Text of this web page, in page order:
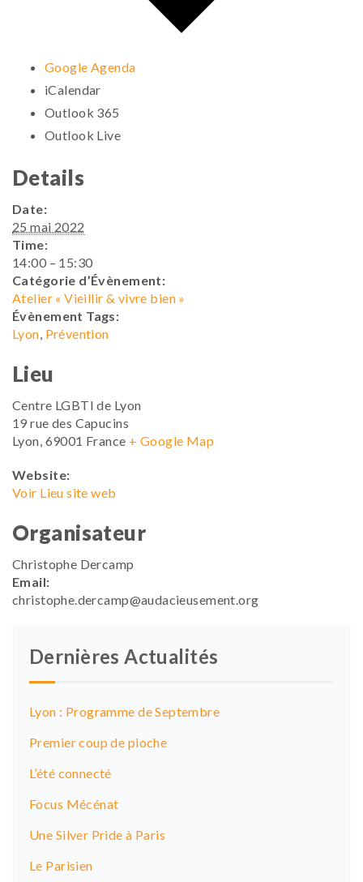
Google Agenda
iCalendar
Outlook 365
Outlook Live
Details
Date:
25 mai 2022
Time:
14:00 – 15:30
Catégorie d’Évènement:
Atelier « Vieillir & vivre bien »
Évènement Tags:
Lyon Prévention
Lieu
Centre LGBTI de Lyon
19 rue des Capucins
Lyon 69001 France + Google Map
Website:
Voir Lieu site web
Organisateur
Christophe Dercamp
Email:
christophe.dercamp@audacieusement.org
Dernières Actualités
Lyon : Programme de Septembre
Premier coup de pioche
L’été connecté
Focus Mécénat
Une Silver Pride à Paris
Le Parisien